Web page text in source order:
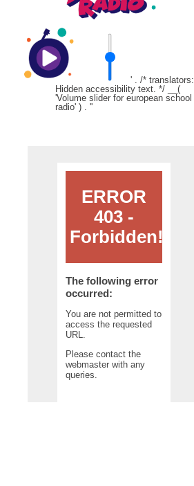
' . /* translators:
Hidden accessibility text. */ __(
'Volume slider for european school
radio' ) . ''